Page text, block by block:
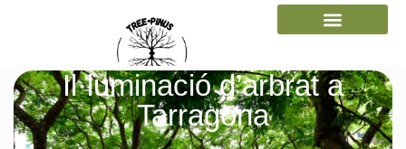
Il·luminació d’arbrat a
Tarragona